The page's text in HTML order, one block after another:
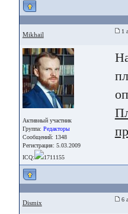
Mikhail 1
Активный участник
Группа: Редакторы
Сообщений: 1348
Регистрация: 5.03.2009
ICQ:
1711155
Dismix 6